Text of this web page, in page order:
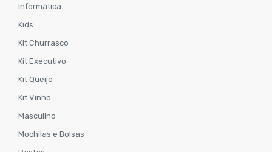
Informática
Kids
Kit Churrasco
Kit Executivo
Kit Queijo
Kit Vinho
Masculino
Mochilas e Bolsas